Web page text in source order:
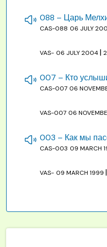
CAS-088 06 JULY
VAS- 06 JULY 2004|
007 – Кто
CAS-007 06
VAS-007 06
003 – Как мы
CAS-003 09 MARCH
VAS- 09 MARCH 1999 |